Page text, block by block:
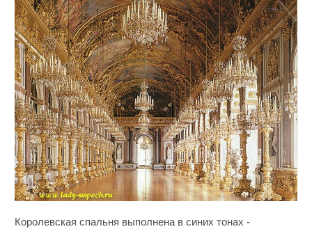
Королевская спальня выполнена в синих тонах -